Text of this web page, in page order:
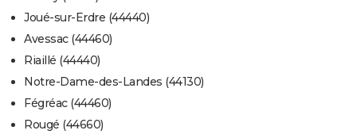
Joué-sur-Erdre (44440)
Avessac (44460)
Riaillé (44440)
Notre-Dame-des-Landes (44130)
Fégréac (44460)
Rougé (44660)